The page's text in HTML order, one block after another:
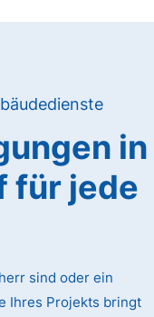
in
für jede
sind oder ein
Ihres Projekts bringt